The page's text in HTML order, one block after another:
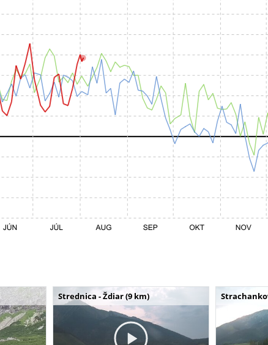
Strednica - Ždiar (9 km)